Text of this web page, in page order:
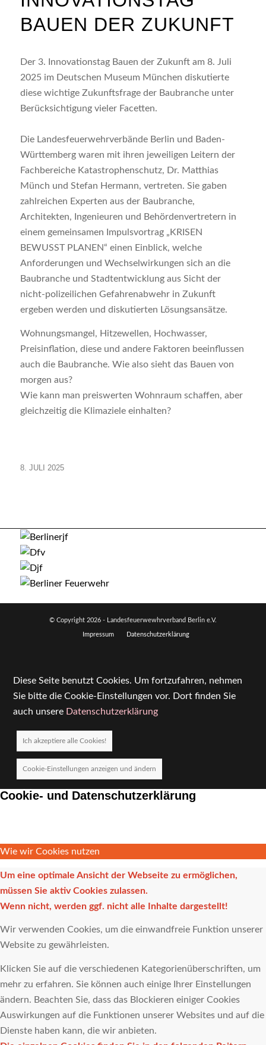
BAUEN DER ZUKUNFT
Der 3. Innovationstag Bauen der Zukunft am 8. Juli
2025 im Deutschen Museum München diskutierte
diese wichtige Zukunftsfrage der Baubranche unter
Berücksichtigung vieler Facetten.
Die Landesfeuerwehrverbände Berlin und Baden-
Württemberg waren mit ihren jeweiligen Leitern der
Fachbereiche Katastrophenschutz, Dr. Matthias
Münch und Stefan Hermann, vertreten. Sie gaben
zahlreichen Experten aus der Baubranche,
Architekten, Ingenieuren und Behördenvertretern in
einem gemeinsamen Impulsvortrag „KRISEN
BEWUSST PLANEN“ einen Einblick, welche
Anforderungen und Wechselwirkungen sich an die
Baubranche und Stadtentwicklung aus Sicht der
nicht-polizeilichen Gefahrenabwehr in Zukunft
ergeben werden und diskutierten Lösungsansätze.
Wohnungsmangel, Hitzewellen, Hochwasser,
Preisinflation, diese und andere Faktoren beeinflussen
auch die Baubranche. Wie also sieht das Bauen von
morgen aus?
Wie kann man preiswerten Wohnraum schaffen, aber
gleichzeitig die Klimaziele einhalten?
8. JULI 2025
© Copyright 2026 - Landesfeuerwewhrverband Berlin e.V.
Impressum Datenschutzerklärung
Diese Seite benutzt Cookies. Um fortzufahren, nehmen
Sie bitte die Cookie-Einstellungen vor. Dort finden Sie
auch unsere Datenschutzerklärung
Ich akzeptiere alle Cookies!
Cookie-Einstellungen anzeigen und ändern
Cookie- und Datenschutzerklärung
Wie wir Cookies nutzen
Um eine optimale Ansicht der Webseite zu ermöglichen,
müssen Sie aktiv Cookies zulassen.
Wenn nicht, werden ggf. nicht alle Inhalte dargestellt!
Wir verwenden Cookies, um die einwandfreie Funktion unserer
Website zu gewährleisten.
Klicken Sie auf die verschiedenen Kategorienüberschriften, um
mehr zu erfahren. Sie können auch einige Ihrer Einstellungen
ändern. Beachten Sie, dass das Blockieren einiger Cookies
Auswirkungen auf die Funktionen unserer Websites und auf die
Dienste haben kann, die wir anbieten.